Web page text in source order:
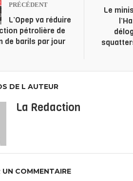
PRÉCÉDENT
L’Opep va réduire
pétrolière de
de barils par jour
Le
DE L AUTEUR
La Redaction
UN COMMENTAIRE